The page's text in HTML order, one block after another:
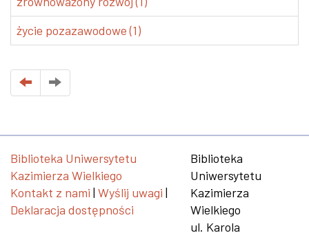
życie pozazawodowe (1)
Biblioteka Uniwersytetu
Kazimierza Wielkiego
Kontakt z nami | Wyślij uwagi |
Deklaracja dostępności
Biblioteka
Uniwersytetu
Kazimierza
Wielkiego
ul. Karola